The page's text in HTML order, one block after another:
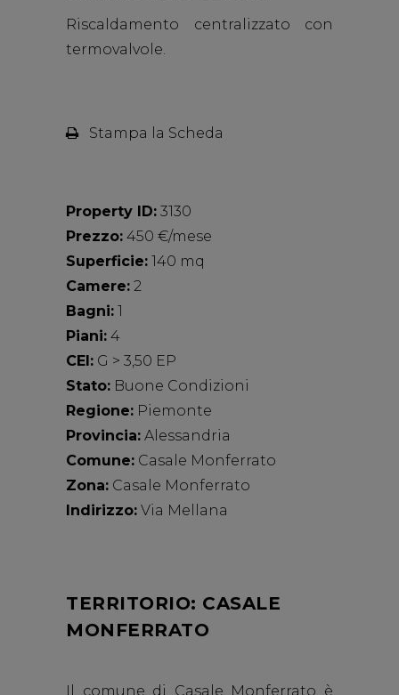
Riscaldamento centralizzato con
termovalvole.
Stampa la Scheda
Property ID: 3130
Prezzo: 450 €/mese
Superficie: 140 mq
Camere: 2
Bagni: 1
Piani: 4
CEI: G > 3,50 EP
Stato: Buone Condizioni
Regione: Piemonte
Provincia: Alessandria
Comune: Casale Monferrato
Zona: Casale Monferrato
Indirizzo: Via Mellana
TERRITORIO: CASALE
MONFERRATO
Il comune di Casale Monferrato è